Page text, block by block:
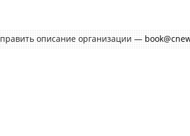
описание организации —